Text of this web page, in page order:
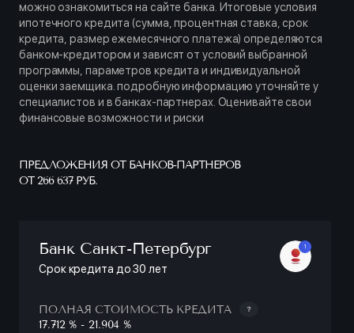
ПРЕДЛОЖЕНИЯ ОТ БАНКОВ-ПАРТНЕРОВ
ОТ 266 637 РУБ.
Банк Санкт-Петербург
Срок кредита до 30 лет
1
ПОЛНАЯ СТОИМОСТЬ КРЕДИТА
17.712 % - 21.904 %
можно ознакомиться на сайте банка. Итоговые условия
ипотечного кредита (сумма, процентная ставка, срок
кредита, размер ежемесячного платежа) определяются
банком-кредитором и зависят от условий выбранной
программы, параметров кредита и индивидуальной
оценки заемщика. подробную информацию уточняйте у
специалистов и в банках-партнерах. Оценивайте свои
финансовые возможности и риски